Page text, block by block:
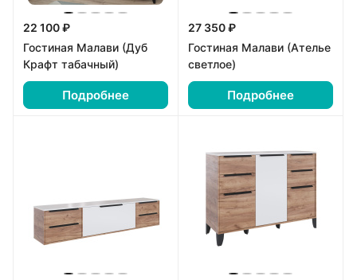
22 100 ₽
Гостиная Малави (Дуб
Крафт табачный)
Подробнее
27 350 ₽
Гостиная Малави (Ателье
светлое)
Подробнее